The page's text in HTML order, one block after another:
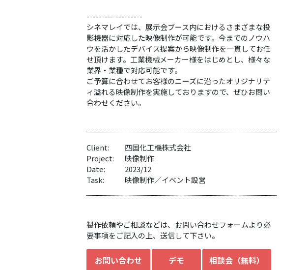
-------------------
シネマレイでは、展示会ブース内におけるさまざまな投
影機器に対応した映像制作が可能です。今までのノウハ
ウを活かしたデバイス提案から映像制作を一貫してお任
せ頂けます。工業機械メーカー様をはじめとし、様々な
業界・業種で対応可能です。
ご予算に合わせてお客様のニーズに沿ったオリジナリテ
ィ溢れる映像制作を実施しておりますので、ぜひお問い
合わせください。
Client:
四国化工機株式会社
Project:
映像制作
Date:
2023/12
Task:
映像制作／イベント設営
製作依頼やご相談などは、お問い合わせフォームより必
要事項をご記入の上、送信して下さい。
お問い合わせ デモ 相談会（無料）